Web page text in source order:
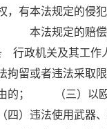
有本法规定的侵犯
。 本法规定的赔偿
政机关及其工作
留或者违法采取限
的； （三）以殴
）违法使用武器